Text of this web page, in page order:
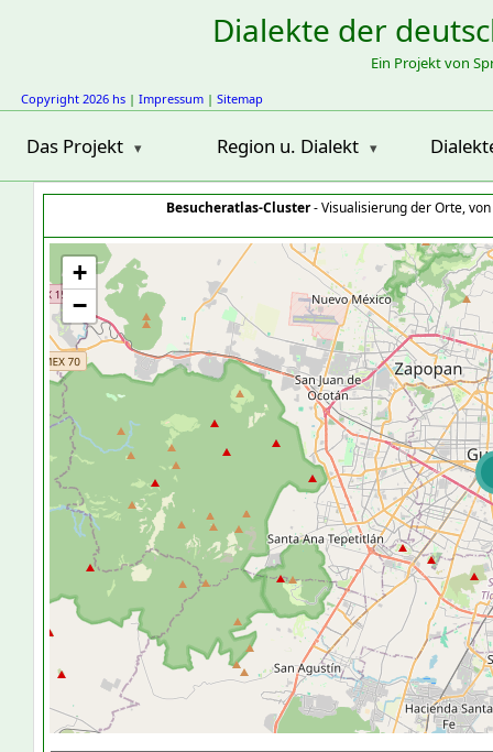
Dialekte der
Ein Projekt von
Copyright 2026 hs | Impressum | Sitemap
Das Projekt Region u. Dialekt
Besucheratlas-Cluster- Visualisierung der Orte,
+
−